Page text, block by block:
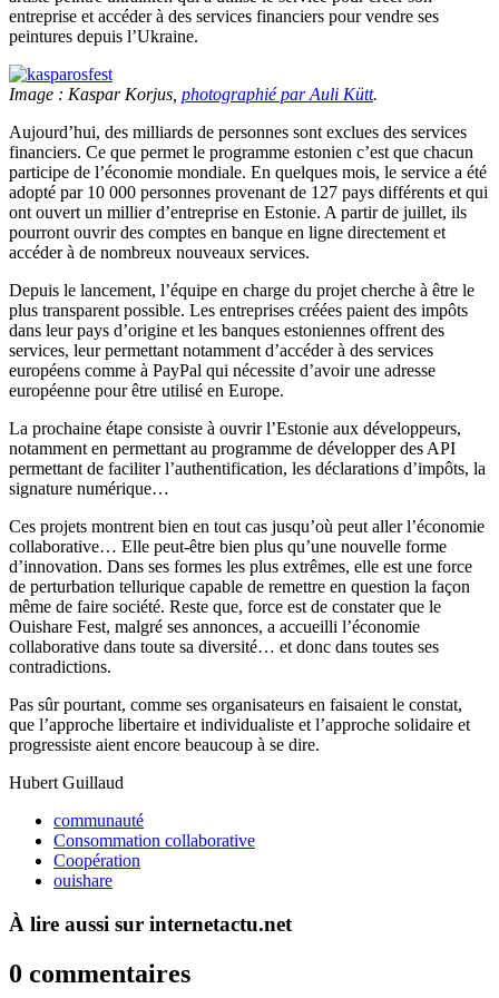
entreprise et accéder à des services financiers pour vendre ses
peintures depuis l’Ukraine.
Image : Kaspar Korjus, photographié par Auli Kütt.
Aujourd’hui, des milliards de personnes sont exclues des services
financiers. Ce que permet le programme estonien c’est que chacun
participe de l’économie mondiale. En quelques mois, le service a été
adopté par 10 000 personnes provenant de 127 pays différents et qui
ont ouvert un millier d’entreprise en Estonie. A partir de juillet, ils
pourront ouvrir des comptes en banque en ligne directement et
accéder à de nombreux nouveaux services.
Depuis le lancement, l’équipe en charge du projet cherche à être le
plus transparent possible. Les entreprises créées paient des impôts
dans leur pays d’origine et les banques estoniennes offrent des
services, leur permettant notamment d’accéder à des services
européens comme à PayPal qui nécessite d’avoir une adresse
européenne pour être utilisé en Europe.
La prochaine étape consiste à ouvrir l’Estonie aux développeurs,
notamment en permettant au programme de développer des API
permettant de faciliter l’authentification, les déclarations d’impôts, la
signature numérique…
Ces projets montrent bien en tout cas jusqu’où peut aller l’économie
collaborative… Elle peut-être bien plus qu’une nouvelle forme
d’innovation. Dans ses formes les plus extrêmes, elle est une force
de perturbation tellurique capable de remettre en question la façon
même de faire société. Reste que, force est de constater que le
Ouishare Fest, malgré ses annonces, a accueilli l’économie
collaborative dans toute sa diversité… et donc dans toutes ses
contradictions.
Pas sûr pourtant, comme ses organisateurs en faisaient le constat,
que l’approche libertaire et individualiste et l’approche solidaire et
progressiste aient encore beaucoup à se dire.
Hubert Guillaud
communauté
Consommation collaborative
Coopération
ouishare
À lire aussi sur internetactu.net
0 commentaires